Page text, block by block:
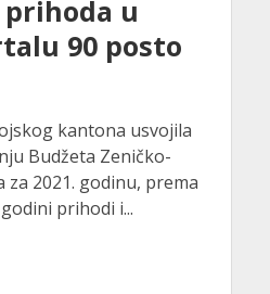
u
90 posto
kantona usvojila
Budžeta Zeničko-
2021. godinu, prema
prihodi i...